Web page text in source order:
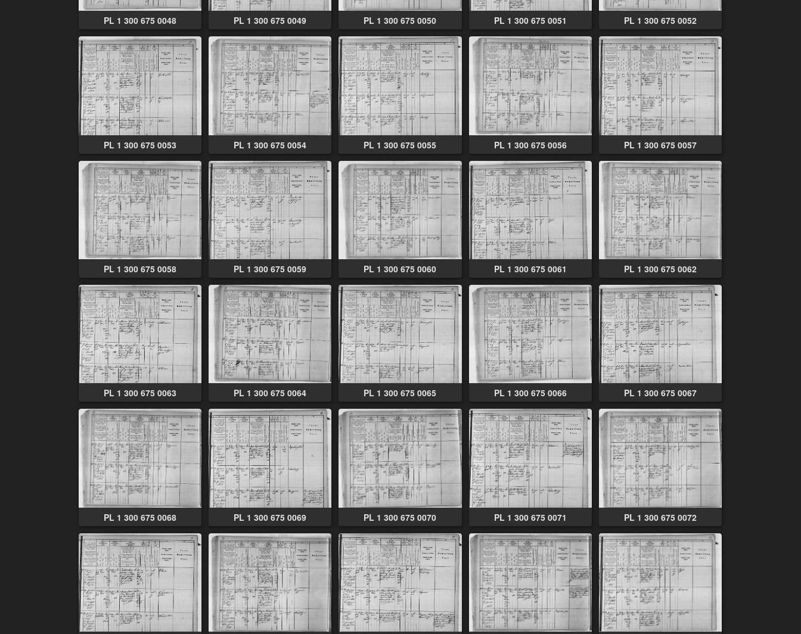
PL 1 300 675 0048 PL 1 300 675 0049 PL 1 300 675 0050 PL 1 300 675 0051 PL 1 300 675 0052
PL 1 300 675 0053 PL 1 300 675 0054 PL 1 300 675 0055 PL 1 300 675 0056 PL 1 300 675 0057
PL 1 300 675 0058 PL 1 300 675 0059 PL 1 300 675 0060 PL 1 300 675 0061 PL 1 300 675 0062
PL 1 300 675 0063 PL 1 300 675 0064 PL 1 300 675 0065 PL 1 300 675 0066 PL 1 300 675 0067
PL 1 300 675 0068 PL 1 300 675 0069 PL 1 300 675 0070 PL 1 300 675 0071 PL 1 300 675 0072